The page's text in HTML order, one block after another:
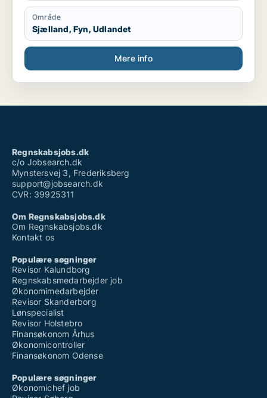
Område
Sjælland, Fyn, Udlandet
Mere info
Regnskabsjobs.dk
c/o Jobsearch.dk
Mynstersvej 3, Frederiksberg
support@jobsearch.dk
CVR: 39925311
Om Regnskabsjobs.dk
Om Regnskabsjobs.dk
Kontakt os
Populære søgninger
Revisor Kalundborg
Regnskabsmedarbejder job
Økonomimedarbejder
Revisor Skanderborg
Lønspecialist
Revisor Holstebro
Finansøkonom Århus
Økonomicontroller
Finansøkonom Odense
Populære søgninger
Økonomichef job